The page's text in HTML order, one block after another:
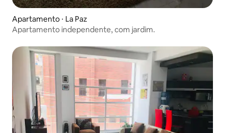
Apartamento ⋅ La Paz
Apartamento independente, com jardim.